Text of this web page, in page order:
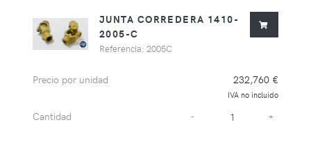
JUNTA CORREDERA 1410-
2005-C
Referencia: 2005C
Precio por unidad 232,760 €
IVA no incluido
Cantidad - +